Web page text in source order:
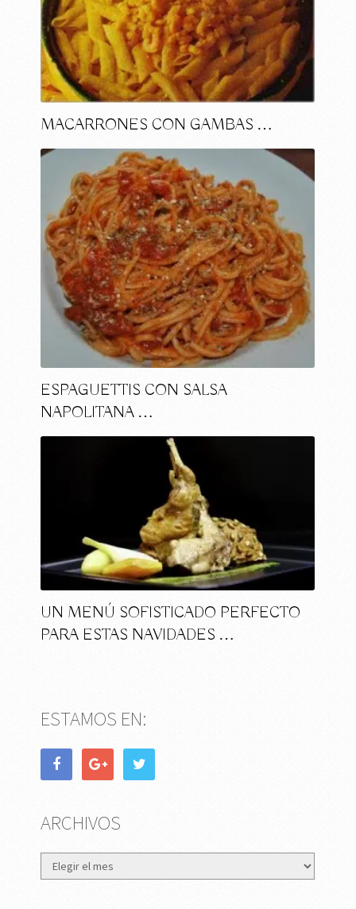
MACARRONES CON GAMBAS …
ESPAGUETTIS CON SALSA
NAPOLITANA …
UN MENÚ SOFISTICADO PERFECTO
PARA ESTAS NAVIDADES …
ESTAMOS EN:
ARCHIVOS
Archivos